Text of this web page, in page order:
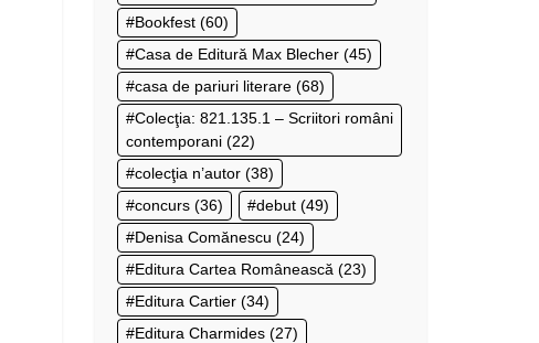
Bookfest (60)
Casa de Editură Max Blecher (45)
casa de pariuri literare (68)
Colecţia: 821.135.1 – Scriitori români
contemporani (22)
colecţia n’autor (38)
concurs (36) debut (49)
Denisa Comănescu (24)
Editura Cartea Românească (23)
Editura Cartier (34)
Editura Charmides (27)